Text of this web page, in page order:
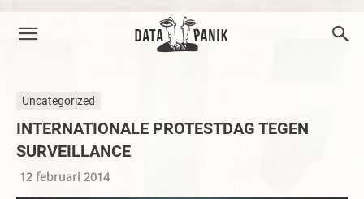
Uncategorized
INTERNATIONALE PROTESTDAG TEGEN
SURVEILLANCE
12 februari 2014